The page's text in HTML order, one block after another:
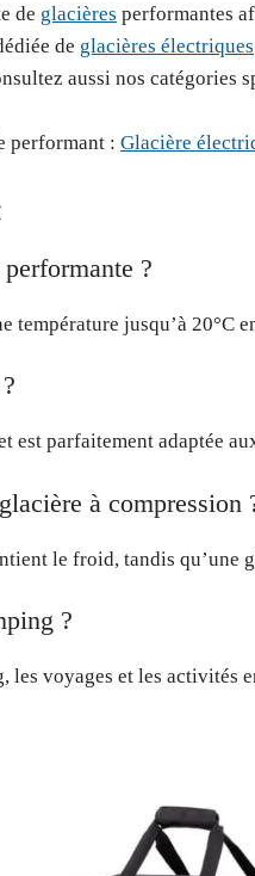
de glacières performantes
de glacières électriques
aussi nos catégories
performant : Glacière
?
jusqu’à 20°C
est parfaitement adaptée
à compression
le froid, tandis qu’une
?
les voyages et les activités